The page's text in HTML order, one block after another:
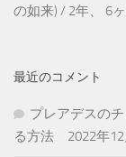
の如来) / 2年、 6
最近のコメント
プレアデスの
る方法 2022年12